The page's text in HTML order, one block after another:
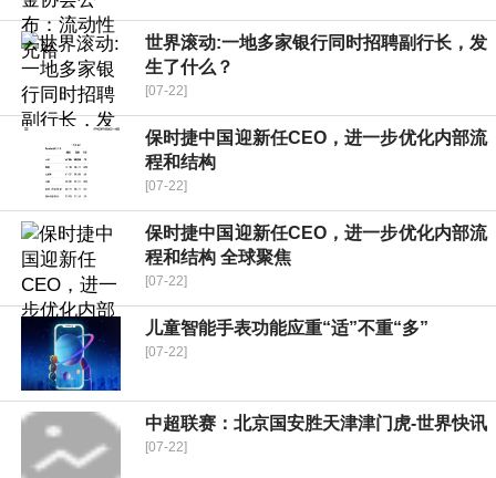
世界滚动:一地多家银行同时招聘副行长，发
生了什么？
[07-22]
保时捷中国迎新任CEO，进一步优化内部流
程和结构
[07-22]
保时捷中国迎新任CEO，进一步优化内部流
程和结构 全球聚焦
[07-22]
儿童智能手表功能应重“适”不重“多”
[07-22]
中超联赛：北京国安胜天津津门虎-世界快讯
[07-22]